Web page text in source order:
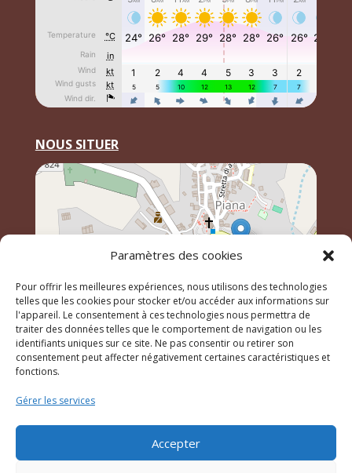
Paramètres des cookies
Pour offrir les meilleures expériences, nous utilisons des technologies
telles que les cookies pour stocker et/ou accéder aux informations sur
l'appareil. Le consentement à ces technologies nous permettra de
traiter des données telles que le comportement de navigation ou les
identifiants uniques sur ce site. Ne pas consentir ou retirer son
consentement peut affecter négativement certaines caractéristiques et
fonctions.
Gérer les services
Accepter
NOUS SITUER
Leaflet, \r\n©OpenStreetMapcontributeurs